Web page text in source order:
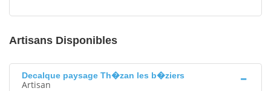
Artisans Disponibles
Decalque paysage Th�zan les b�ziers
Artisan